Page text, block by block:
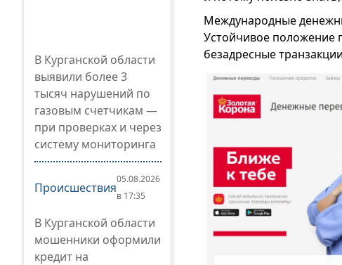
В Курганской области
выявили более 3
тысяч нарушений по
газовым счетчикам —
при проверках и через
систему мониторинга
Происшествия
05.08.2026
в 17:35
В Курганской области
мошенники оформили
кредит на
Международные
Устойчивое положение
безадресные